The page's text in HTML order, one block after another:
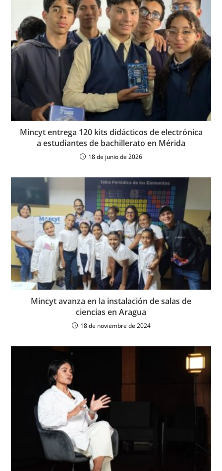
Mincyt entrega 120 kits didácticos de electrónica
a estudiantes de bachillerato en Mérida
18 de junio de 2026
Mincyt avanza en la instalación de salas de
ciencias en Aragua
18 de noviembre de 2024